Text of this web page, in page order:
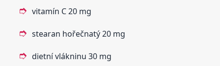
vitamín C 20 mg
stearan hořečnatý 20 mg
dietní vlákninu 30 mg